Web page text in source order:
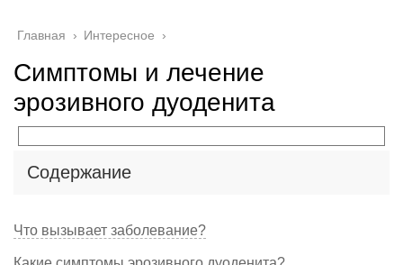
Главная › Интересное ›
Симптомы и лечение
эрозивного дуоденита
Содержание
Что вызывает заболевание?